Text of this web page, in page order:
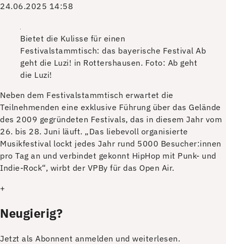
24.06.2025 14:58
Bietet die Kulisse für einen
Festivalstammtisch: das bayerische Festival Ab
geht die Luzi! in Rottershausen. Foto: Ab geht
die Luzi!
Neben dem Festivalstammtisch erwartet die
Teilnehmenden eine exklusive Führung über das Gelände
des 2009 gegründeten Festivals, das in diesem Jahr vom
26. bis 28. Juni läuft. „Das liebevoll organisierte
Musikfestival lockt jedes Jahr rund 5000 Besucher:innen
pro Tag an und verbindet gekonnt HipHop mit Punk- und
Indie-Rock“, wirbt der VPBy für das Open Air.
+
Neugierig?
Jetzt als Abonnent anmelden und weiterlesen.